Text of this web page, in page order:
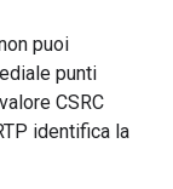
puoi
punti
CSRC
identifica la